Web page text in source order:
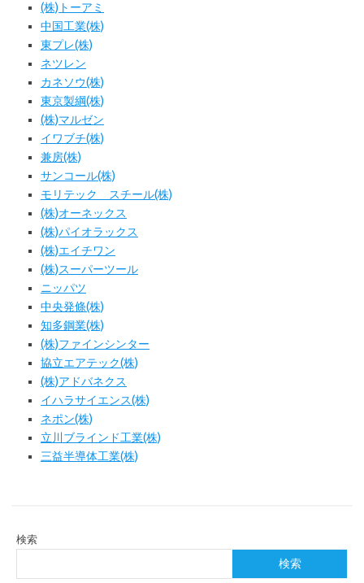
(株)トーアミ
中国工業(株)
東プレ(株)
ネツレン
カネソウ(株)
東京製綱(株)
(株)マルゼン
イワブチ(株)
兼房(株)
サンコール(株)
モリテック スチール(株)
(株)オーネックス
(株)パイオラックス
(株)エイチワン
(株)スーパーツール
ニッパツ
中央発條(株)
知多鋼業(株)
(株)ファインシンター
協立エアテック(株)
(株)アドバネクス
イハラサイエンス(株)
ネポン(株)
立川ブラインド工業(株)
三益半導体工業(株)
検索
検索